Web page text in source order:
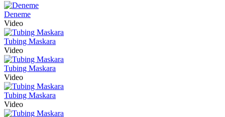
Deneme
Video
Tubing Maskara
Video
Tubing Maskara
Video
Tubing Maskara
Video